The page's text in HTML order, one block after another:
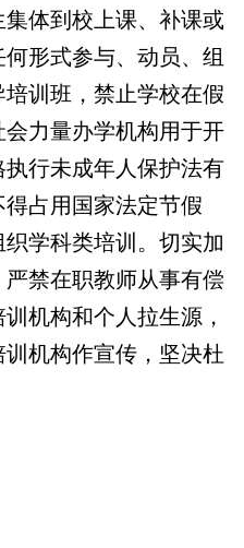
体到校上课、补课或
形式参与、动员、组
训班，禁止学校在假
力量办学机构用于开
行未成年人保护法有
占用国家法定节假
学科类培训。切实加
禁在职教师从事有偿
机构和个人拉生源，
机构作宣传，坚决杜